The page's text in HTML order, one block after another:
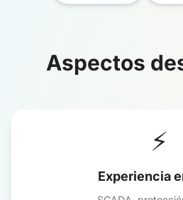
Aspectos
⚡
Experiencia